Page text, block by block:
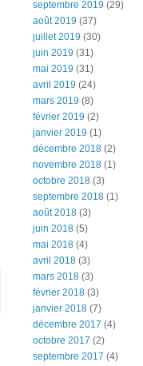
septembre 2019 (29)
août 2019 (37)
juillet 2019 (30)
juin 2019 (31)
mai 2019 (31)
avril 2019 (24)
mars 2019 (8)
février 2019 (2)
janvier 2019 (1)
décembre 2018 (2)
novembre 2018 (1)
octobre 2018 (3)
septembre 2018 (1)
août 2018 (3)
juin 2018 (5)
mai 2018 (4)
avril 2018 (3)
mars 2018 (3)
février 2018 (3)
janvier 2018 (7)
décembre 2017 (4)
octobre 2017 (2)
septembre 2017 (4)